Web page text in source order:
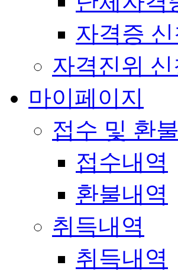
자격증
자격진위
마이페이지
접수 및 환
접수내역
환불내역
취득내역
취득내역